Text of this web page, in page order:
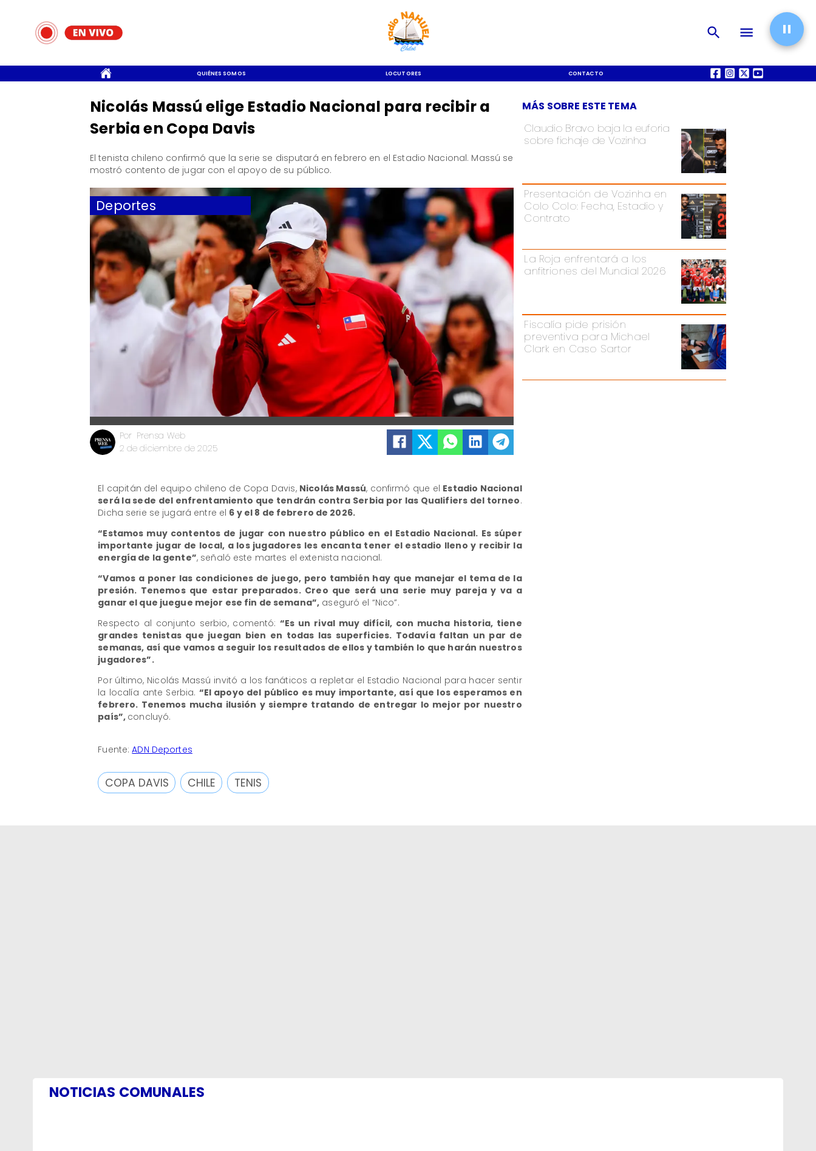
QUIÉNES SOMOS LOCUTORES CONTACTO QUIÉNES SOMOS
Deportes
Prensa Web
Por
2 de diciembre de 2025
Claudio Bravo baja la euforia
sobre fichaje de Vozinha
Presentación de Vozinha en
Colo Colo: Fecha, Estadio y
Contrato
La Roja enfrentará a los
anfitriones del Mundial 2026
Fiscalía pide prisión
preventiva para Michael
Clark en Caso Sartor
MÁS SOBRE ESTE TEMA
Nicolás Massú elige Estadio Nacional para recibir a
Serbia en Copa Davis
El tenista chileno confirmó que la serie se disputará en febrero en el Estadio Nacional. Massú se
mostró contento de jugar con el apoyo de su público.
El capitán del equipo chileno de Copa Davis, Nicolás Massú, confirmó que el Estadio Nacional
será la sede del enfrentamiento que tendrán contra Serbia por las Qualifiers del torneo.
Dicha serie se jugará entre el 6 y el 8 de febrero de 2026.
“Estamos muy contentos de jugar con nuestro público en el Estadio Nacional. Es súper
importante jugar de local, a los jugadores les encanta tener el estadio lleno y recibir la
energía de la gente”, señaló este martes el extenista nacional.
“Vamos a poner las condiciones de juego, pero también hay que manejar el tema de la
presión. Tenemos que estar preparados. Creo que será una serie muy pareja y va a
ganar el que juegue mejor ese fin de semana”, aseguró el “Nico”.
Respecto al conjunto serbio, comentó:“Es un rival muy difícil, con mucha historia, tiene
grandes tenistas que juegan bien en todas las superficies. Todavía faltan un par de
semanas, así que vamos a seguir los resultados de ellos y también lo que harán nuestros
jugadores”.
Por último, Nicolás Massú invitó a los fanáticos a repletar el Estadio Nacional para hacer sentir
la localía ante Serbia. “El apoyo del público es muy importante, así que los esperamos en
febrero. Tenemos mucha ilusión y siempre tratando de entregar lo mejor por nuestro
país”, concluyó.
Fuente:ADN Deportes
COPA DAVIS CHILE TENIS
NOTICIAS COMUNALES